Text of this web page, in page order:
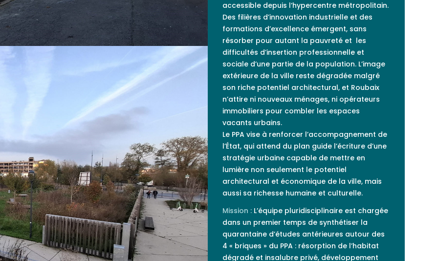
accessible depuis l’hypercentre métropolitain.
Des filières d’innovation industrielle et des
formations d’excellence émergent, sans
résorber pour autant la pauvreté et les
difficultés d’insertion professionnelle et
sociale d’une partie de la population. L’image
extérieure de la ville reste dégradée malgré
son riche potentiel architectural, et Roubaix
n’attire ni nouveaux ménages, ni opérateurs
immobiliers pour combler les espaces
vacants urbains.
Le PPA vise à renforcer l’accompagnement de
l’État, qui attend du plan guide l’écriture d’une
stratégie urbaine capable de mettre en
lumière non seulement le potentiel
architectural et économique de la ville, mais
aussi sa richesse humaine et culturelle.
Mission : L’équipe pluridisciplinaire est chargée
dans un premier temps de synthétiser la
quarantaine d’études antérieures autour des
4 « briques » du PPA : résorption de l’habitat
dégradé et insalubre privé, développement